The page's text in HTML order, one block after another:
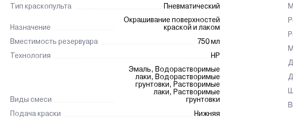
Тип краскопульта
Пневматический
Назначение
Окрашивание поверхностей
краской и лаком
Вместимость резервуара
750 мл
Технология
HP
Виды смеси
Эмаль, Водорастворимые
лаки, Водорастворимые
грунтовки, Растворимые
лаки, Растворимые
грунтовки
Подача краски
Нижняя